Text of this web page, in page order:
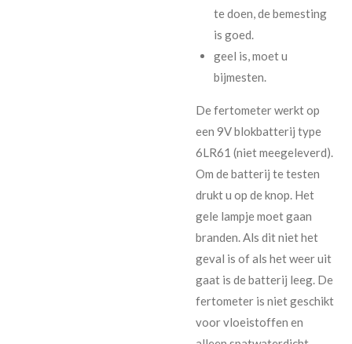
te doen, de bemesting
is goed.
geel is, moet u
bijmesten.
De fertometer werkt op
een 9V blokbatterij type
6LR61 (niet meegeleverd).
Om de batterij te testen
drukt u op de knop. Het
gele lampje moet gaan
branden. Als dit niet het
geval is of als het weer uit
gaat is de batterij leeg. De
fertometer is niet geschikt
voor vloeistoffen en